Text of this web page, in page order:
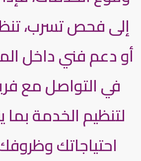
إلى فحص تسرب،
أو دعم فني داخل
في التواصل مع
لتنظيم الخدمة
احتياجاتك